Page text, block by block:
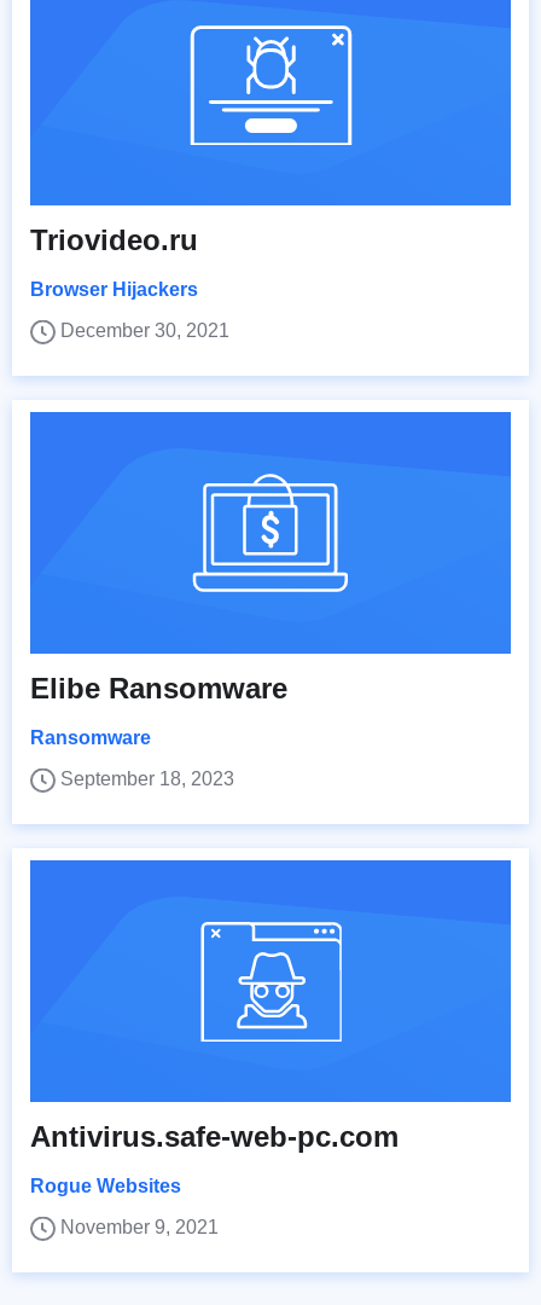
Triovideo.ru
Browser Hijackers
December 30, 2021
Elibe Ransomware
Ransomware
September 18, 2023
Antivirus.safe-web-pc.com
Rogue Websites
November 9, 2021